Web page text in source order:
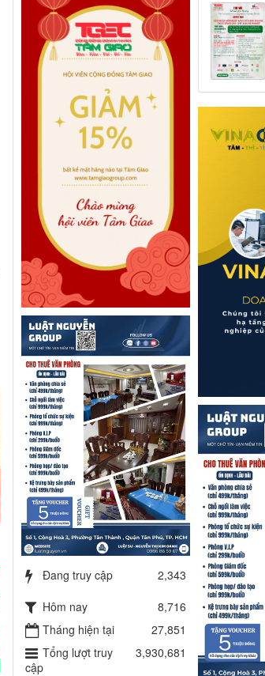
Đang truy cập
2,343
Hôm nay
8,716
Tháng hiện tại
27,851
Tổng lượt truy
cập
3,930,681